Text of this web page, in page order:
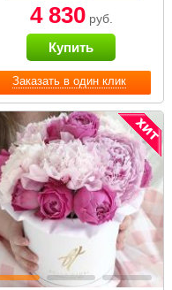
Заказать в один клик
4 830руб.
Купить